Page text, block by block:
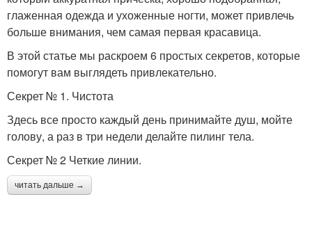
глаженная одежда и ухоженные ногти, может привлечь
больше внимания, чем самая первая красавица.
В этой статье мы раскроем 6 простых секретов, которые
помогут вам выглядеть привлекательно.
Секрет № 1. Чистота
Здесь все просто каждый день принимайте душ, мойте
голову, а раз в три недели делайте пилинг тела.
Секрет № 2 Четкие линии.
читать дальше →